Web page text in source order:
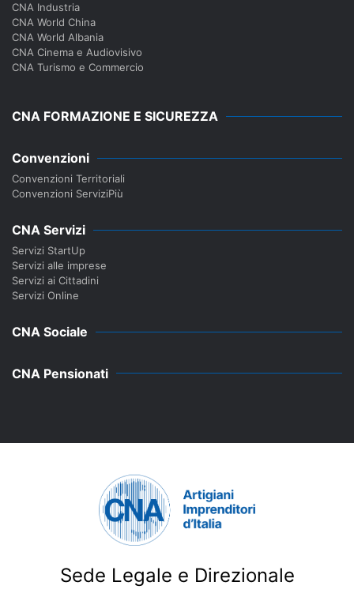
CNA Industria
CNA World China
CNA World Albania
CNA Cinema e Audiovisivo
CNA Turismo e Commercio
CNA FORMAZIONE E SICUREZZA
Convenzioni
Convenzioni Territoriali
Convenzioni ServiziPiù
CNA Servizi
Servizi StartUp
Servizi alle imprese
Servizi ai Cittadini
Servizi Online
CNA Sociale
CNA Pensionati
Sede Legale e Direzionale